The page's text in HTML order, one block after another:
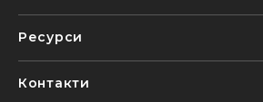
Ресурси
Контакти